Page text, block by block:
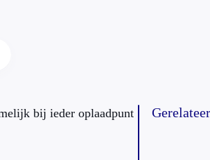
bij ieder oplaadpunt